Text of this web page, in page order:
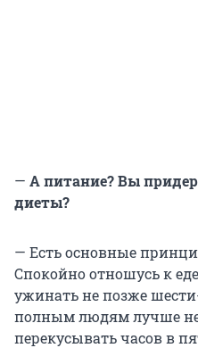
— А питание? Вы
диеты?
— Есть основные
Спокойно отношусь к
ужинать не позже
полным людям лучше
перекусывать часов в